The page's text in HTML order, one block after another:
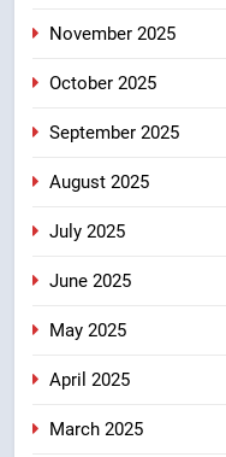
8
November 2025
October 2025
September 2025
August 2025
July 2025
June 2025
May 2025
April 2025
March 2025